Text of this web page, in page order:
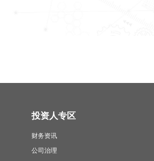
投资人专区
财务资讯
公司治理